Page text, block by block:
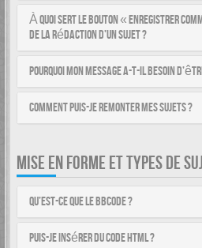
À quoi sert le bouton « Enregistrer
de la rédaction d’un sujet ?
Pourquoi mon message a-t-il besoin
Comment puis-je remonter mes sujets ?
MISE EN FORME ET TYPES DE
Qu’est-ce que le BBCode ?
Puis-je insérer du code HTML ?